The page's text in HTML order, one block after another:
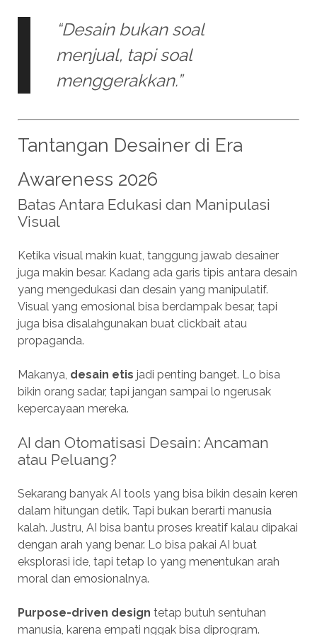
“Desain bukan soal
menjual, tapi soal
menggerakkan.”
Tantangan Desainer di Era
Awareness 2026
Batas Antara Edukasi dan Manipulasi
Visual
Ketika visual makin kuat, tanggung jawab desainer
juga makin besar. Kadang ada garis tipis antara desain
yang mengedukasi dan desain yang manipulatif.
Visual yang emosional bisa berdampak besar, tapi
juga bisa disalahgunakan buat clickbait atau
propaganda.
Makanya, desain etis jadi penting banget. Lo bisa
bikin orang sadar, tapi jangan sampai lo ngerusak
kepercayaan mereka.
AI dan Otomatisasi Desain: Ancaman
atau Peluang?
Sekarang banyak AI tools yang bisa bikin desain keren
dalam hitungan detik. Tapi bukan berarti manusia
kalah. Justru, AI bisa bantu proses kreatif kalau dipakai
dengan arah yang benar. Lo bisa pakai AI buat
eksplorasi ide, tapi tetap lo yang menentukan arah
moral dan emosionalnya.
Purpose-driven design tetap butuh sentuhan
manusia, karena empati nggak bisa diprogram.